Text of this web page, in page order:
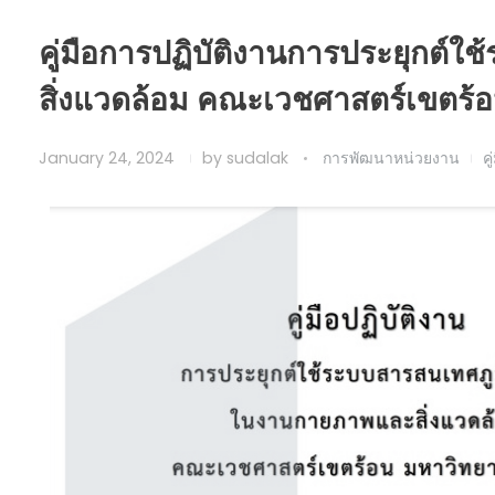
คู่มือการปฏิบัติงานการประยุกต์ใ
สิ่งแวดล้อม คณะเวชศาสตร์เขตร้
January 24, 2024 by sudalak การพัฒนาหน่วยงาน